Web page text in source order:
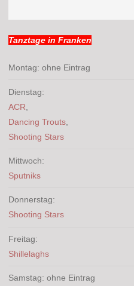
Tanztage in Franken
Montag: ohne Eintrag
Dienstag:
ACR
Dancing Trouts
Shooting Stars
Mittwoch:
Sputniks
Donnerstag:
Shooting Stars
Freitag:
Shillelaghs
Samstag: ohne Eintrag